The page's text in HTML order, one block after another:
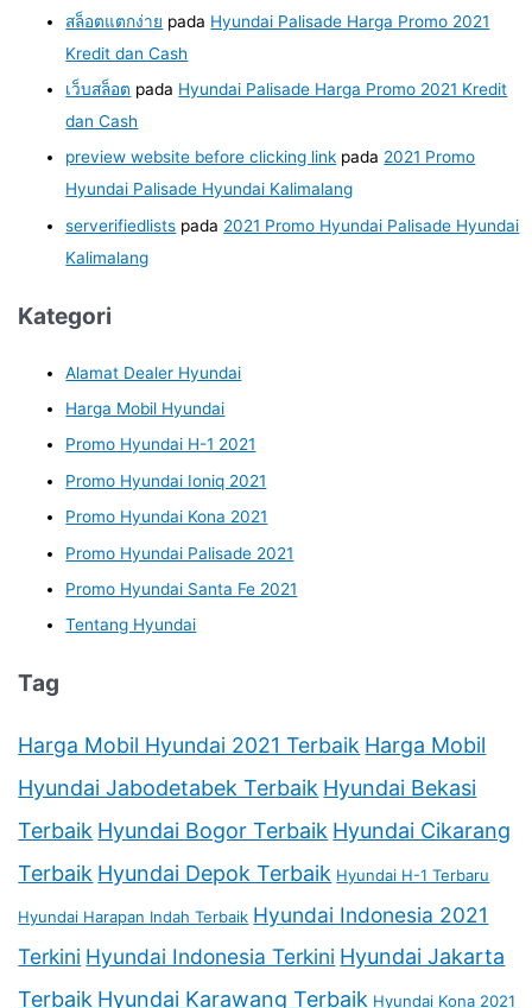
สล็อตแตกง่าย pada Hyundai Palisade Harga Promo 2021
Kredit dan Cash
เว็บสล็อต pada Hyundai Palisade Harga Promo 2021 Kredit
dan Cash
preview website before clicking link pada 2021 Promo
Hyundai Palisade Hyundai Kalimalang
serverifiedlists pada 2021 Promo Hyundai Palisade Hyundai
Kalimalang
Kategori
Alamat Dealer Hyundai
Harga Mobil Hyundai
Promo Hyundai H-1 2021
Promo Hyundai Ioniq 2021
Promo Hyundai Kona 2021
Promo Hyundai Palisade 2021
Promo Hyundai Santa Fe 2021
Tentang Hyundai
Tag
Harga Mobil Hyundai 2021 Terbaik Harga Mobil
Hyundai Jabodetabek Terbaik Hyundai Bekasi
Terbaik Hyundai Bogor Terbaik Hyundai Cikarang
Terbaik Hyundai Depok Terbaik Hyundai H-1 Terbaru
Hyundai Harapan Indah Terbaik Hyundai Indonesia 2021
Terkini Hyundai Indonesia Terkini Hyundai Jakarta
Terbaik Hyundai Karawang Terbaik Hyundai Kona 2021